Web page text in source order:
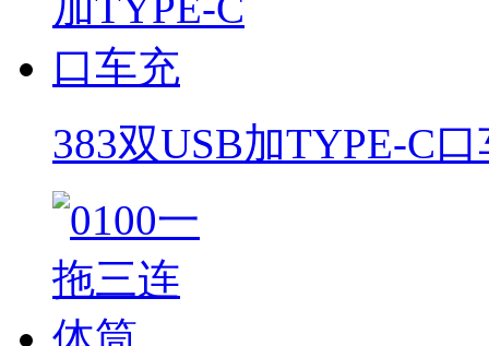
383双USB加TYPE-C